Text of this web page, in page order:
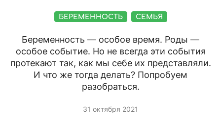
БЕРЕМЕННОСТЬ СЕМЬЯ
Беременность — особое время. Роды —
особое событие. Но не всегда эти события
протекают так, как мы себе их представляли.
И что же тогда делать? Попробуем
разобраться.
31 октября 2021